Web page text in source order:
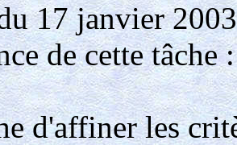
17 janvier
de cette tâche :
d'affiner les